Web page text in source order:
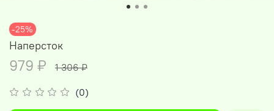
-25%
(0)
Наперсток
979 ₽ 1 306 ₽